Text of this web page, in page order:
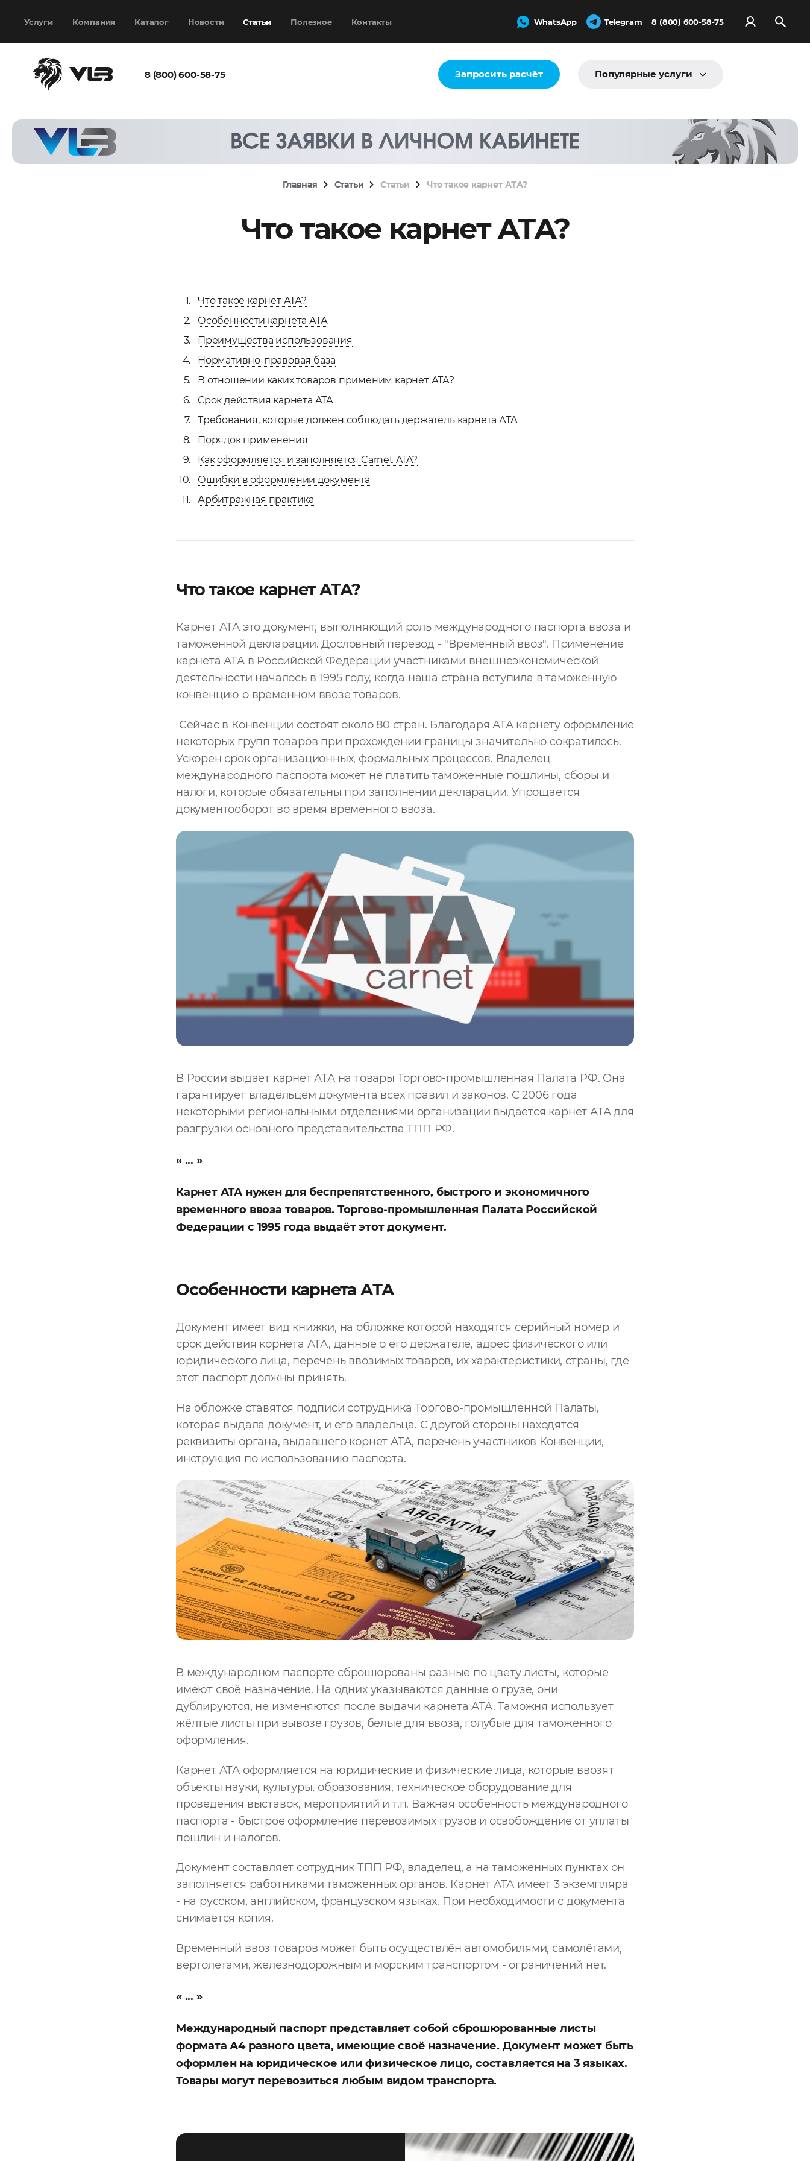
Услуги Компания Каталог Новости Статьи Полезное Контакты WhatsApp Telegram 8 (800) 600-58-75
8 (800) 600-58-75 Запросить расчёт Популярные услуги
Главная Статьи Статьи Что такое карнет АТА?
Что такое карнет АТА?
Что такое карнет АТА?
Особенности карнета АТА
Преимущества использования
Нормативно-правовая база
В отношении каких товаров применим карнет АТА?
Срок действия карнета АТА
Требования, которые должен соблюдать держатель карнета АТА
Порядок применения
Как оформляется и заполняется Carnet ATA?
Ошибки в оформлении документа
Арбитражная практика
Что такое карнет АТА?
Карнет АТА это документ, выполняющий роль международного паспорта ввоза и
таможенной декларации. Дословный перевод - "Временный ввоз". Применение
карнета АТА в Российской Федерации участниками внешнеэкономической
деятельности началось в 1995 году, когда наша страна вступила в таможенную
конвенцию о временном ввозе товаров.
Сейчас в Конвенции состоят около 80 стран. Благодаря АТА карнету оформление
некоторых групп товаров при прохождении границы значительно сократилось.
Ускорен срок организационных, формальных процессов. Владелец
международного паспорта может не платить таможенные пошлины, сборы и
налоги, которые обязательны при заполнении декларации. Упрощается
документооборот во время временного ввоза.
В России выдаёт карнет АТА на товары Торгово-промышленная Палата РФ. Она
гарантирует владельцем документа всех правил и законов. С 2006 года
некоторыми региональными отделениями организации выдаётся карнет АТА для
разгрузки основного представительства ТПП РФ.
Карнет АТА нужен для беспрепятственного, быстрого и экономичного
временного ввоза товаров. Торгово-промышленная Палата Российской
Федерации с 1995 года выдаёт этот документ.
Особенности карнета АТА
Документ имеет вид книжки, на обложке которой находятся серийный номер и
срок действия корнета АТА, данные о его держателе, адрес физического или
юридического лица, перечень ввозимых товаров, их характеристики, страны, где
этот паспорт должны принять.
На обложке ставятся подписи сотрудника Торгово-промышленной Палаты,
которая выдала документ, и его владельца. С другой стороны находятся
реквизиты органа, выдавшего корнет АТА, перечень участников Конвенции,
инструкция по использованию паспорта.
В международном паспорте сброшюрованы разные по цвету листы, которые
имеют своё назначение. На одних указываются данные о грузе, они
дублируются, не изменяются после выдачи карнета АТА. Таможня использует
жёлтые листы при вывозе грузов, белые для ввоза, голубые для таможенного
оформления.
Карнет АТА оформляется на юридические и физические лица, которые ввозят
объекты науки, культуры, образования, техническое оборудование для
проведения выставок, мероприятий и т.п. Важная особенность международного
паспорта - быстрое оформление перевозимых грузов и освобождение от уплаты
пошлин и налогов.
Документ составляет сотрудник ТПП РФ, владелец, а на таможенных пунктах он
заполняется работниками таможенных органов. Карнет АТА имеет 3 экземпляра
- на русском, английском, французском языках. При необходимости с документа
снимается копия.
Временный ввоз товаров может быть осуществлён автомобилями, самолётами,
вертолётами, железнодорожным и морским транспортом - ограничений нет.
Международный паспорт представляет собой сброшюрованные листы
формата А4 разного цвета, имеющие своё назначение. Документ может быть
оформлен на юридическое или физическое лицо, составляется на 3 языках.
Товары могут перевозиться любым видом транспорта.
выбран
Согласен с
политикой
конфиденциальности
и наобработку моих